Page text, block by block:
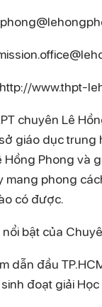
http://www.thpt-
chuyên Lê
giáo dục trung
Hồng Phong và
mang phong
có được.
bật của
dẫn đầu
đoạt giải